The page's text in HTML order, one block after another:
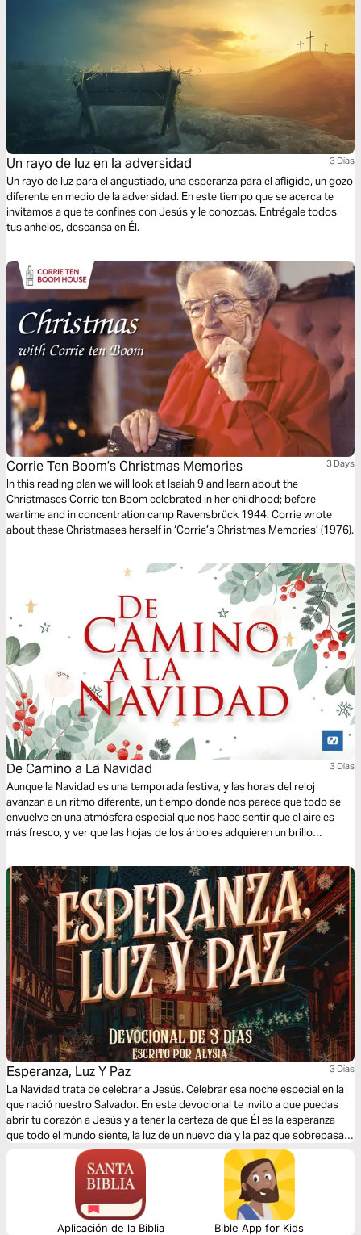
Un rayo de luz en la adversidad 3 Dias
Un rayo de luz para el angustiado, una esperanza para el afligido, un gozo
diferente en medio de la adversidad. En este tiempo que se acerca te
invitamos a que te confines con Jesús y le conozcas. Entrégale todos
tus anhelos, descansa en Él.
Corrie Ten Boom’s Christmas Memories 3 Days
In this reading plan we will look at Isaiah 9 and learn about the
Christmases Corrie ten Boom celebrated in her childhood; before
wartime and in concentration camp Ravensbrück 1944. Corrie wrote
about these Christmases herself in ‘Corrie’s Christmas Memories’ (1976).
De Camino a La Navidad 3 Dias
Aunque la Navidad es una temporada festiva, y las horas del reloj
avanzan a un ritmo diferente, un tiempo donde nos parece que todo se
envuelve en una atmósfera especial que nos hace sentir que el aire es
más fresco, y ver que las hojas de los árboles adquieren un brillo
a capturar destellos de eternidad.
Esperanza, Luz Y Paz 3 Dias
La Navidad trata de celebrar a Jesús. Celebrar esa noche especial en la
que nació nuestro Salvador. En este devocional te invito a que puedas
abrir tu corazón a Jesús y a tener la certeza de que Él es la esperanza
que todo el mundo siente, la luz de un nuevo día y la paz que sobrepasa
todo entendimiento.
Aplicación de la Biblia Bible App for Kids